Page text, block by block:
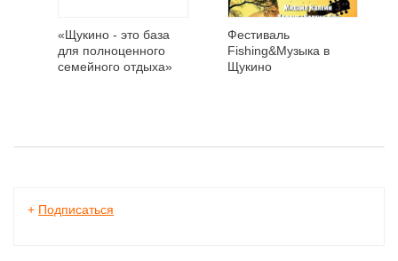
«Щукино - это база
для полноценного
семейного отдыха»
Фестиваль
Fishing&Музыка в
Щукино
+ Подписаться